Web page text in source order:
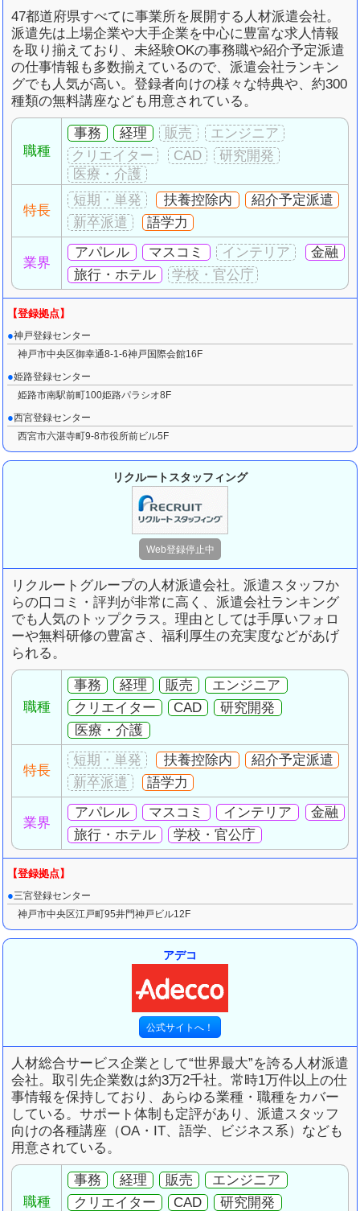
47都道府県すべてに事業所を展開する人材派遣会社。
派遣先は上場企業や大手企業を中心に豊富な求人情報
を取り揃えており、未経験OKの事務職や紹介予定派遣
の仕事情報も多数揃えているので、派遣会社ランキン
グでも人気が高い。登録者向けの様々な特典や、約300
種類の無料講座なども用意されている。
職種
事務 経理
特長
扶養控除内
紹介予定派遣
語学力
業界
アパレル マスコミ
金融
旅行・ホテル
神戸登録センター
神戸市中央区御幸通8-1-6神戸国際会館16F
姫路登録センター
姫路市南駅前町100姫路パラシオ8F
西宮登録センター
西宮市六湛寺町9-8市役所前ビル5F
リクルートスタッフィング
リクルートグループの人材派遣会社。派遣スタッフか
らの口コミ・評判が非常に高く、派遣会社ランキング
でも人気のトップクラス。理由としては手厚いフォロ
ーや無料研修の豊富さ、福利厚生の充実度などがあげ
られる。
職種
事務 経理 販売
エンジニア
クリエイター
CAD
研究開発
医療・介護
特長
扶養控除内
紹介予定派遣
語学力
業界
アパレル マスコミ インテリア
金融
旅行・ホテル
学校・官公庁
三宮登録センター
神戸市中央区江戸町95井門神戸ビル12F
アデコ
人材総合サービス企業として“世界最大”を誇る人材派遣
会社。取引先企業数は約3万2千社。常時1万件以上の仕
事情報を保持しており、あらゆる業種・職種をカバー
している。サポート体制も定評があり、派遣スタッフ
向けの各種講座（OA・IT、語学、ビジネス系）なども
用意されている。
職種
事務 経理 販売
エンジニア
クリエイター
CAD 研究開発